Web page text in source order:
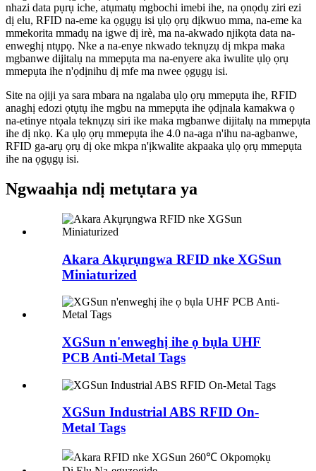
nhazi data pụrụ iche, atụmatụ mgbochi imebi ihe, na ọnọdụ ziri ezi
dị elu, RFID na-eme ka ọgụgụ isi ụlọ ọrụ dịkwuo mma, na-eme ka
mmekorita mmadụ na igwe dị irè, ma na-akwado njikọta data na-
enweghị ntụpọ. Nke a na-enye nkwado teknụzụ dị mkpa maka
mgbanwe dijitalụ na mmepụta ma na-enyere aka iwulite ụlọ ọrụ
mmepụta ihe n'ọdịnihu dị mfe ma nwee ọgụgụ isi.
Site na ojiji ya sara mbara na ngalaba ụlọ ọrụ mmepụta ihe, RFID
anaghị edozi ọtụtụ ihe mgbu na mmepụta ihe ọdịnala kamakwa ọ
na-etinye ntọala teknụzụ siri ike maka mgbanwe dijitalụ na mmepụta
ihe dị nkọ. Ka ụlọ ọrụ mmepụta ihe 4.0 na-aga n'ihu na-agbanwe,
RFID ga-arụ ọrụ dị oke mkpa n'ịkwalite akpaaka ụlọ ọrụ mmepụta
ihe na ọgụgụ isi.
Ngwaahịa ndị metụtara ya
Akara Akụrụngwa RFID nke XGSun
Miniaturized
XGSun n'enweghị ihe ọ bụla UHF
PCB Anti-Metal Tags
XGSun Industrial ABS RFID On-
Metal Tags